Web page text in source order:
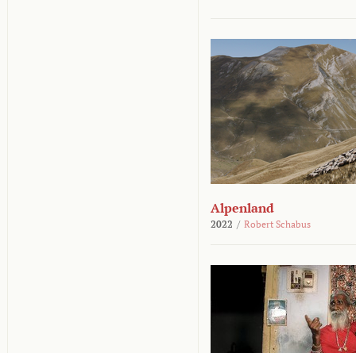
Alpenland
2022 / Robert Schabus